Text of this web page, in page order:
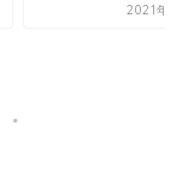
2021年3